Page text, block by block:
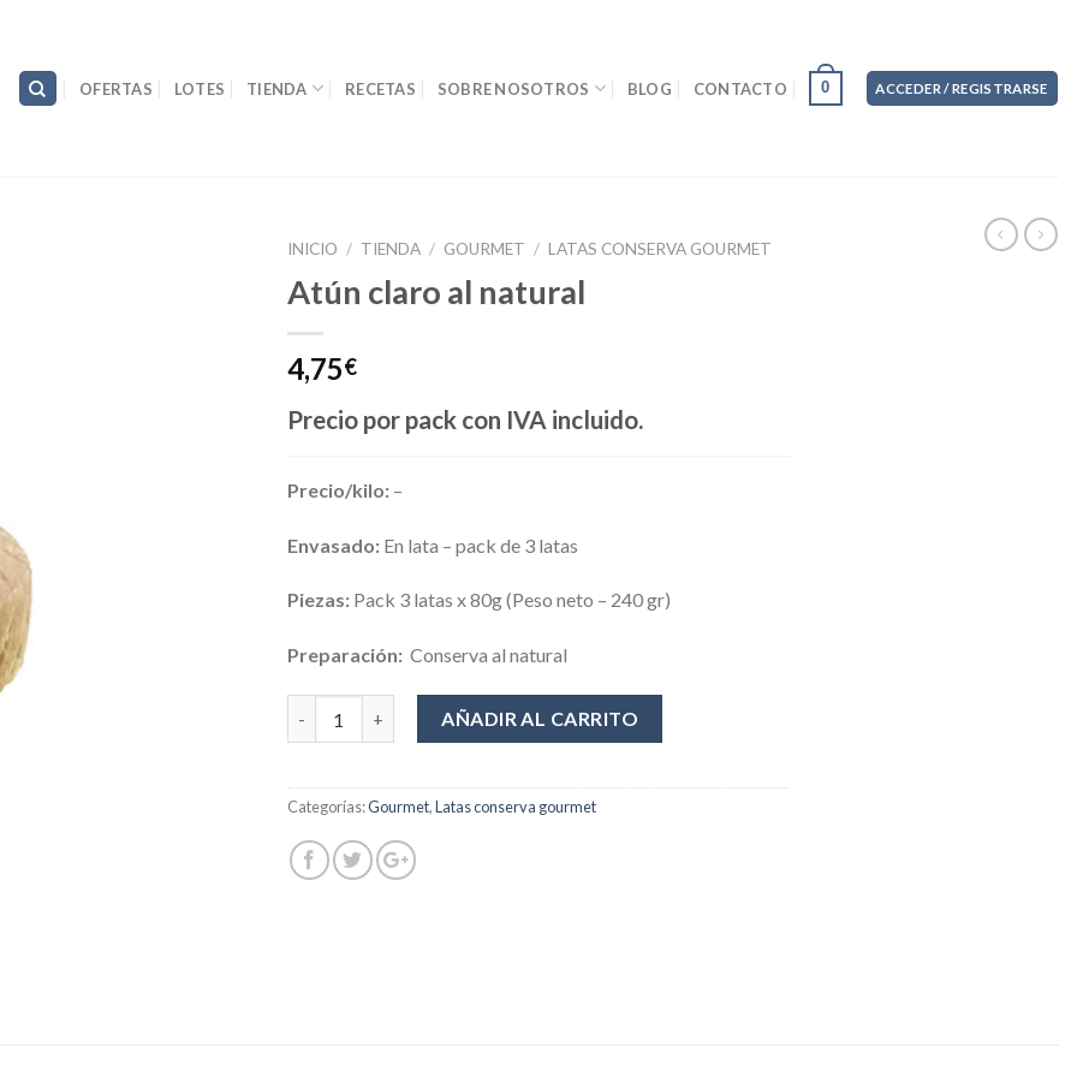
OFERTAS LOTES TIENDA RECETAS SOBRE NOSOTROS BLOG CONTACTO 0 ACCEDER / REGISTRARSE
INICIO / TIENDA / GOURMET / LATAS CONSERVA GOURMET
Atún claro al natural
4,75€
Precio por pack con IVA incluido.
Precio/kilo: –
Envasado: En lata – pack de 3 latas
Piezas: Pack 3 latas x 80g (Peso neto – 240 gr)
Preparación: Conserva al natural
AÑADIR AL CARRITO
Categorías:Gourmet,Latas conserva gourmet